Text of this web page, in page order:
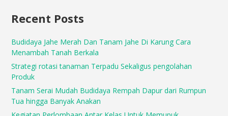
Recent Posts
Budidaya Jahe Merah Dan Tanam Jahe Di Karung Cara
Menambah Tanah Berkala
Strategi rotasi tanaman Terpadu Sekaligus pengolahan
Produk
Tanam Serai Mudah Budidaya Rempah Dapur dari Rumpun
Tua hingga Banyak Anakan